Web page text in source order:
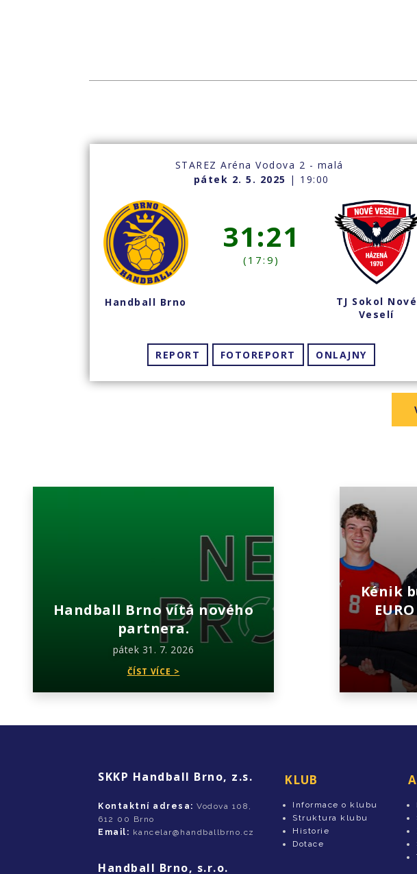
STAREZ Aréna Vodova 2 - malá
pátek 2. 5. 2025 | 19:00
Handball Brno
31:21
(17:9)
TJ Sokol Nové
Veselí
REPORT FOTOREPORT ONLAJNY
Handball Brno vítá nového
partnera.
pátek 31. 7. 2026
ČÍST VÍCE >
Kénik
SKKP Handball Brno, z.s.
Kontaktní adresa: Vodova 108,
612 00 Brno
Email: kancelar@handballbrno.cz
Handball Brno, s.r.o.
KLUB
Informace o klubu
Struktura klubu
Historie
Dotace